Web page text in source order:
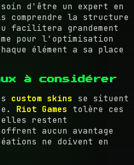
d'être un expert en
comprendre la structure
facilitera grandement
pour l'optimisation
élément a sa place
à considérer
custom skins se situent
Riot Games tolère ces
restent
aucun avantage
ne doivent en